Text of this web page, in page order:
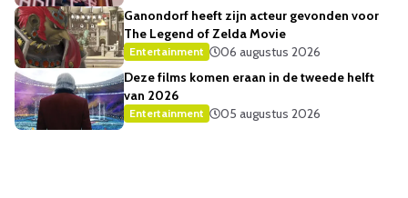
Ganondorf heeft zijn acteur gevonden voor
The Legend of Zelda Movie
Entertainment
06 augustus 2026
Deze films komen eraan in de tweede helft
van 2026
Entertainment 05 augustus 2026